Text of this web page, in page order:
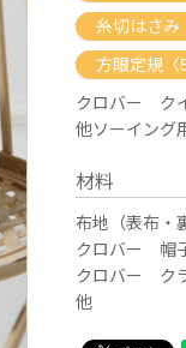
糸切はさみ
方眼定規〈
クロバー ク
他ソーイング
材料
布地（表布・
クロバー 帽
クロバー ク
他